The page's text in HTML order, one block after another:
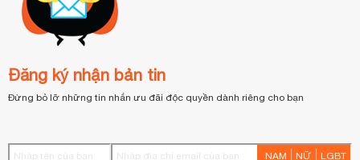
Đăng ký nhận bản tin
Đừng bỏ lỡ những tin nhắn ưu đãi độc quyền dành riêng cho bạn
NAM NỮ LGBT